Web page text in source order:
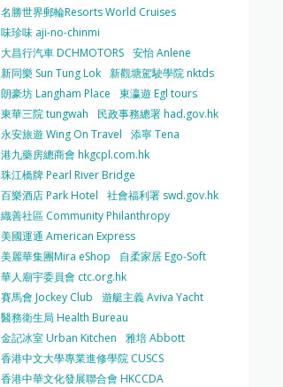
名勝世界郵輪Resorts World Cruises
味珍味 aji-no-chinmi
大昌行汽車 DCHMOTORS 安怡 Anlene
新同樂 Sun Tung Lok 新觀塘駕駛學院 nktds
朗豪坊 Langham Place
東瀛遊 Egl tours
東華三院 tungwah
民政事務總署 had.gov.hk
永安旅遊 Wing On Travel
添寧 Tena
港九藥房總商會 hkgcpl.com.hk
珠江橋牌 Pearl River Bridge
百樂酒店 Park Hotel
社會福利署 swd.gov.hk
織善社區 Community Philanthropy
美國運通 American Express
美麗華集團Mira eShop
自柔家居 Ego-Soft
華人廟宇委員會 ctc.org.hk
賽馬會 Jockey Club
遊艇主義 Aviva Yacht
醫務衛生局 Health Bureau
金記冰室 Urban Kitchen
雅培 Abbott
香港中文大學專業進修學院 CUSCS
香港中華文化發展聯合會 HKCCDA